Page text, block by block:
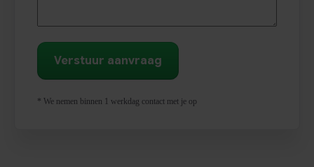
* We nemen binnen 1 werkdag contact met je op